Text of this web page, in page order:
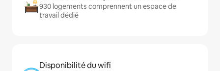
930 logements comprennent un espace de
travail dédié
Disponibilité du wifi